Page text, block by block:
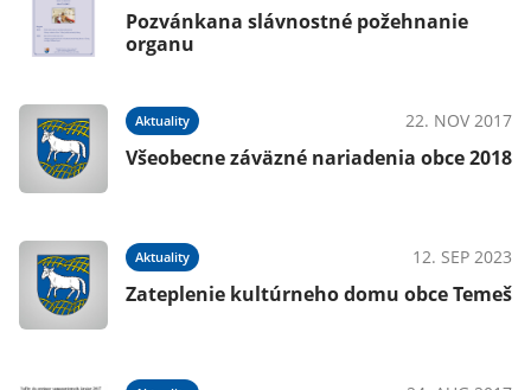
Pozvánkana slávnostné požehnanie
organu
Aktuality 22. NOV 2017
Všeobecne záväzné nariadenia obce 2018
Aktuality 12. SEP 2023
Zateplenie kultúrneho domu obce Temeš